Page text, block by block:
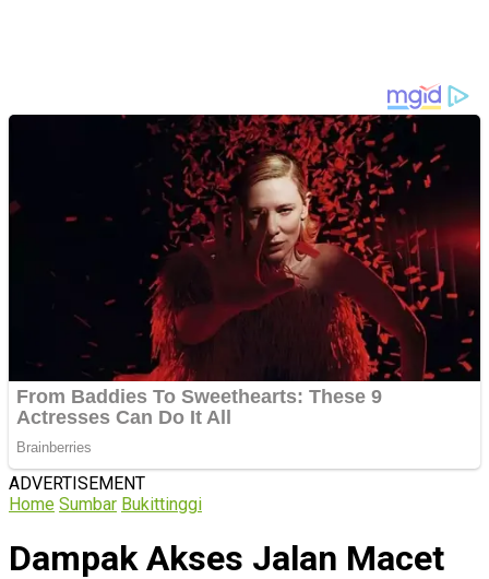
ADVERTISEMENT
Home Sumbar Bukittinggi
Dampak Akses Jalan Macet